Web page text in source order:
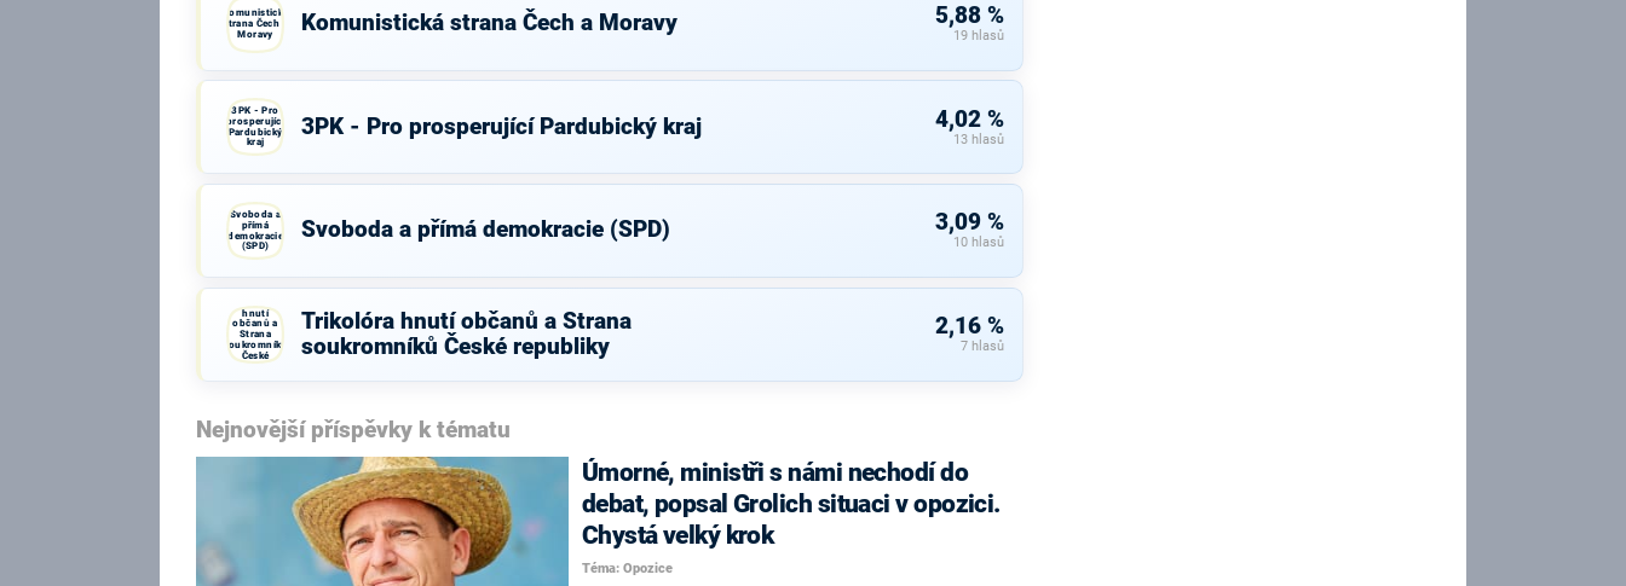
Komunistická
strana Čech a
Moravy
Komunistická strana Čech a Moravy 5,88 %
19 hlasů
3PK - Pro
prosperující
Pardubický
kraj
3PK - Pro prosperující Pardubický kraj 4,02 %
13 hlasů
Svoboda a
přímá
demokracie
(SPD)
Svoboda a přímá demokracie (SPD) 3,09 %
10 hlasů
hnutí
občanů a
Strana
soukromníků
České
republiky
Trikolóra hnutí občanů a Strana
soukromníků České republiky
2,16 %
7 hlasů
Nejnovější příspěvky k tématu
Úmorné, ministři s námi nechodí do
debat, popsal Grolich situaci v opozici.
Chystá velký krok
Téma: Opozice